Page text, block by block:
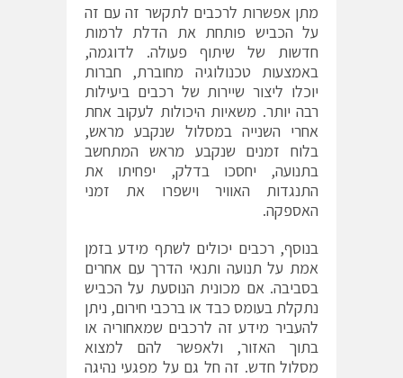
מתן אפשרות לרכבים לתקשר זה עם זה
על הכביש פותחת את הדלת לרמות
חדשות של שיתוף פעולה. לדוגמה,
באמצעות טכנולוגיה מחוברת, חברות
יוכלו ליצור שיירות של רכבים ביעילות
רבה יותר. משאיות היכולות לעקוב אחת
אחרי השנייה במסלול שנקבע מראש,
בלוח זמנים שנקבע מראש המתחשב
בתנועה, יחסכו בדלק, יפחיתו את
התנגדות האוויר וישפרו את זמני
האספקה.
בנוסף, רכבים יכולים לשתף מידע בזמן
אמת על תנועה ותנאי הדרך עם אחרים
בסביבה. אם מכונית הנוסעת על הכביש
נתקלת בעומס כבד או ברכבי חירום, ניתן
להעביר מידע זה לרכבים שמאחוריה או
בתוך האזור, ולאפשר להם למצוא
מסלול חדש. זה חל גם על מפגעי נהיגה